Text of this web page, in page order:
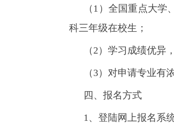
（1） 全国重点大学
科三年级在校生；
（2） 学习成绩优异
（3） 对申请专业有
四、报名方式
1、登陆网上报名系